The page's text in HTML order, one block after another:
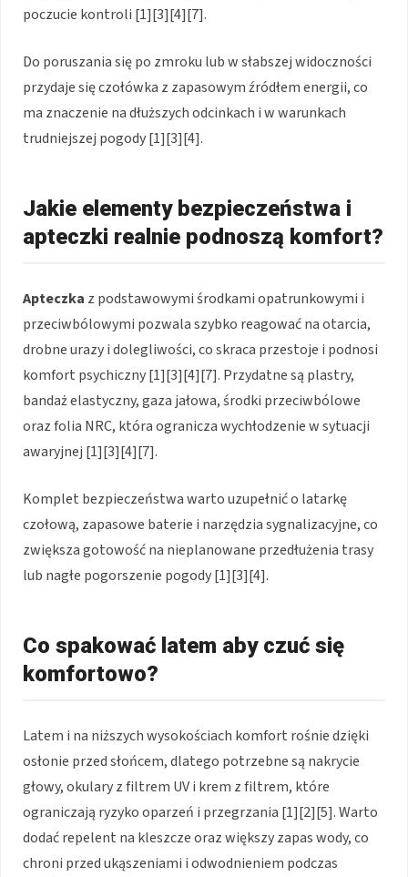
poczucie kontroli [1][3][4][7].
Do poruszania się po zmroku lub w słabszej widoczności
przydaje się czołówka z zapasowym źródłem energii, co
ma znaczenie na dłuższych odcinkach i w warunkach
trudniejszej pogody [1][3][4].
Jakie elementy bezpieczeństwa i
apteczki realnie podnoszą komfort?
Apteczka z podstawowymi środkami opatrunkowymi i
przeciwbólowymi pozwala szybko reagować na otarcia,
drobne urazy i dolegliwości, co skraca przestoje i podnosi
komfort psychiczny [1][3][4][7]. Przydatne są plastry,
bandaż elastyczny, gaza jałowa, środki przeciwbólowe
oraz folia NRC, która ogranicza wychłodzenie w sytuacji
awaryjnej [1][3][4][7].
Komplet bezpieczeństwa warto uzupełnić o latarkę
czołową, zapasowe baterie i narzędzia sygnalizacyjne, co
zwiększa gotowość na nieplanowane przedłużenia trasy
lub nagłe pogorszenie pogody [1][3][4].
Co spakować latem aby czuć się
komfortowo?
Latem i na niższych wysokościach komfort rośnie dzięki
osłonie przed słońcem, dlatego potrzebne są nakrycie
głowy, okulary z filtrem UV i krem z filtrem, które
ograniczają ryzyko oparzeń i przegrzania [1][2][5]. Warto
dodać repelent na kleszcze oraz większy zapas wody, co
chroni przed ukąszeniami i odwodnieniem podczas